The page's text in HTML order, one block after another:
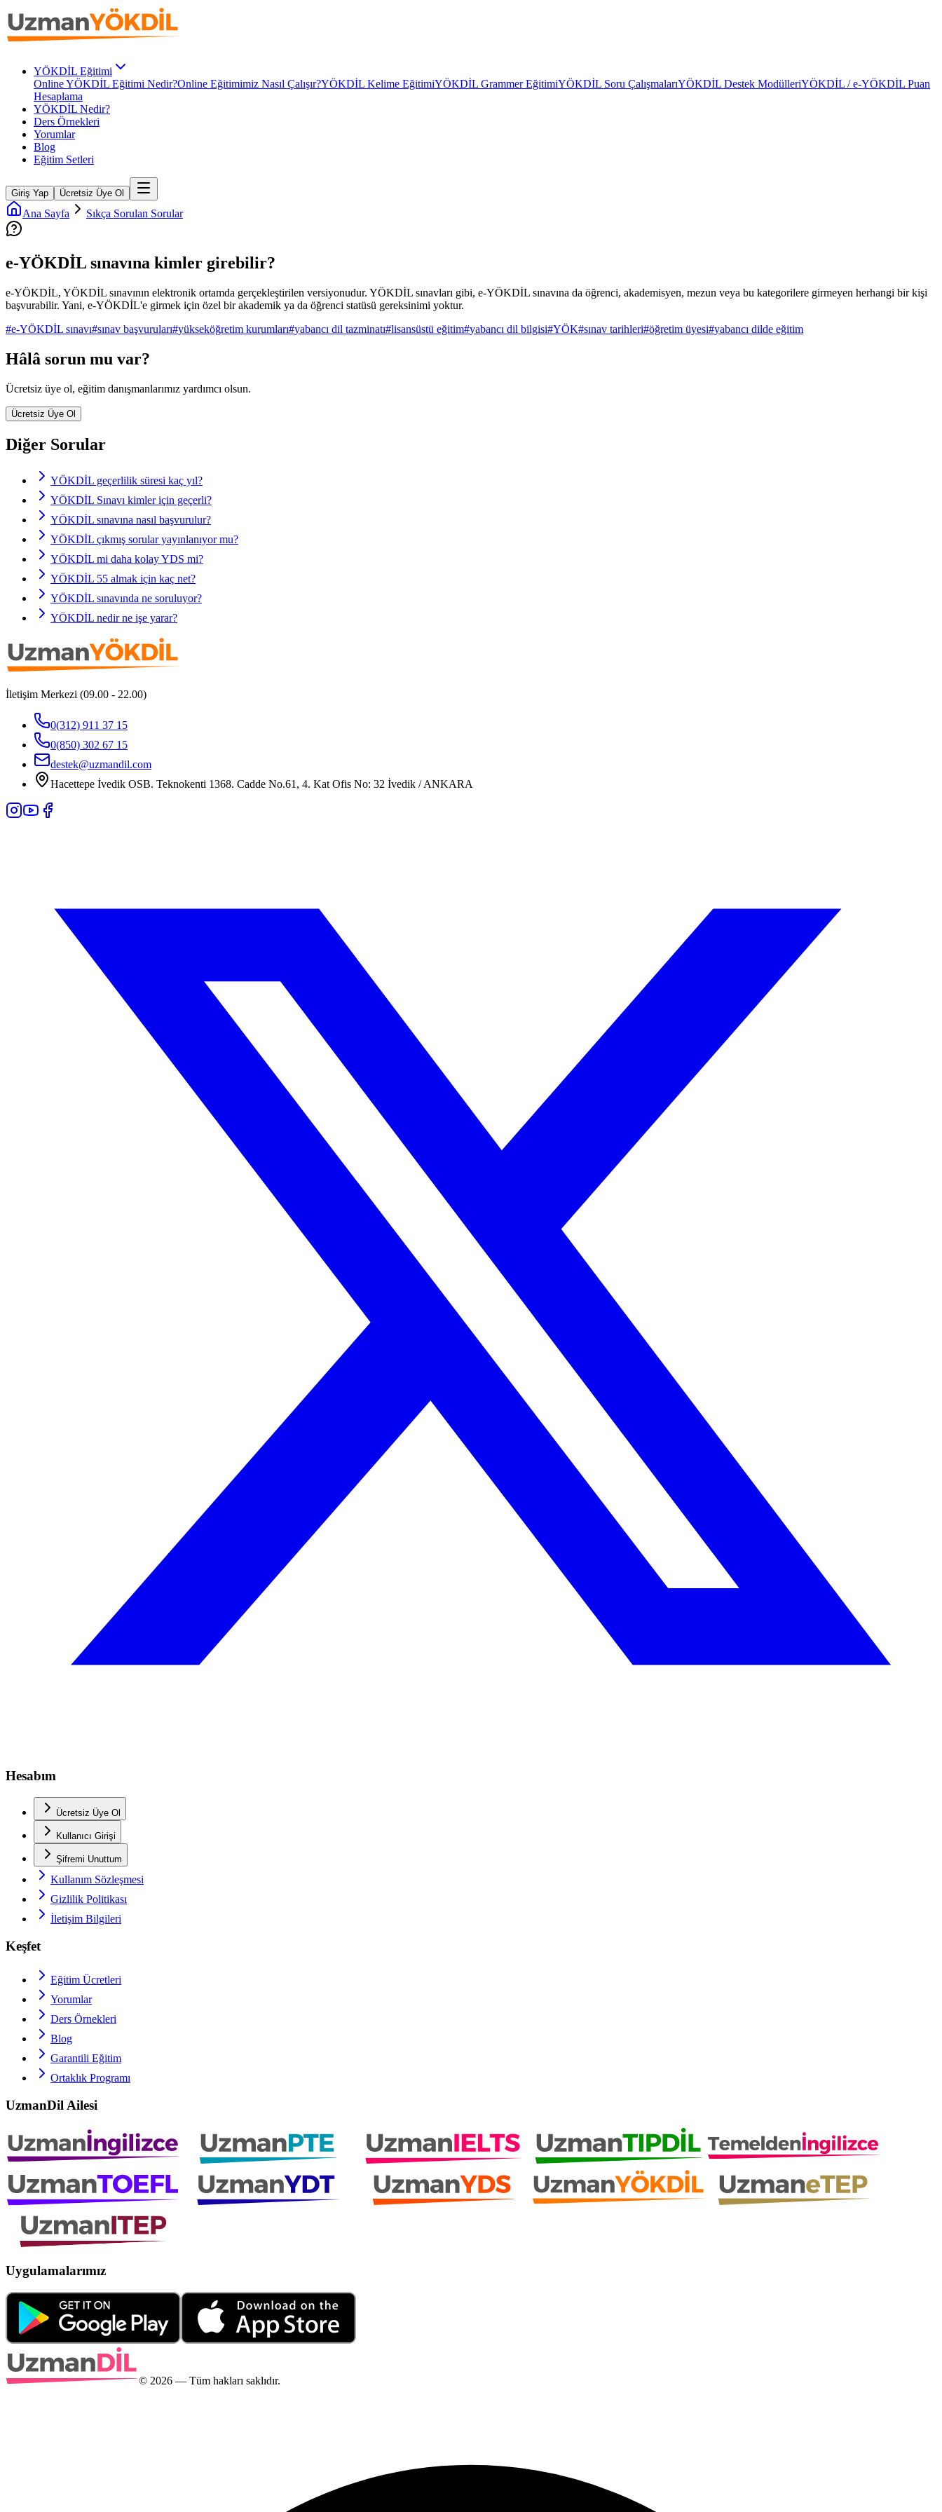
YÖKDİL Eğitimi
Online YÖKDİL Eğitimi Nedir?Online Eğitimimiz Nasıl Çalışır?YÖKDİL Kelime EğitimiYÖKDİL Grammer EğitimiYÖKDİL Soru ÇalışmalarıYÖKDİL Destek ModülleriYÖKDİL / e-YÖKDİL Puan
Hesaplama
YÖKDİL Nedir?
Ders Örnekleri
Yorumlar
Blog
Eğitim Setleri
Giriş Yap Ücretsiz Üye Ol
Ana Sayfa Sıkça Sorulan Sorular
e-YÖKDİL sınavına kimler girebilir?
e-YÖKDİL, YÖKDİL sınavının elektronik ortamda gerçekleştirilen versiyonudur. YÖKDİL sınavları gibi, e-YÖKDİL sınavına da öğrenci, akademisyen, mezun veya bu kategorilere girmeyen herhangi bir kişi
başvurabilir. Yani, e-YÖKDİL'e girmek için özel bir akademik ya da öğrenci statüsü gereksinimi yoktur.
#e-YÖKDİL sınavı#sınav başvuruları#yükseköğretim kurumları#yabancı dil tazminatı#lisansüstü eğitim#yabancı dil bilgisi#YÖK#sınav tarihleri#öğretim üyesi#yabancı dilde eğitim
Hâlâ sorun mu var?
Ücretsiz üye ol, eğitim danışmanlarımız yardımcı olsun.
Ücretsiz Üye Ol
Diğer Sorular
YÖKDİL geçerlilik süresi kaç yıl?
YÖKDİL Sınavı kimler için geçerli?
YÖKDİL sınavına nasıl başvurulur?
YÖKDİL çıkmış sorular yayınlanıyor mu?
YÖKDİL mi daha kolay YDS mi?
YÖKDİL 55 almak için kaç net?
YÖKDİL sınavında ne soruluyor?
YÖKDİL nedir ne işe yarar?
İletişim Merkezi (09.00 - 22.00)
0(312) 911 37 15
0(850) 302 67 15
destek@uzmandil.com
Hacettepe İvedik OSB. Teknokenti 1368. Cadde No.61, 4. Kat Ofis No: 32 İvedik / ANKARA
Hesabım
Ücretsiz Üye Ol
Kullanıcı Girişi
Şifremi Unuttum
Kullanım Sözleşmesi
Gizlilik Politikası
İletişim Bilgileri
Keşfet
Eğitim Ücretleri
Yorumlar
Ders Örnekleri
Blog
Garantili Eğitim
Ortaklık Programı
UzmanDil Ailesi
Uygulamalarımız
© 2026 — Tüm hakları saklıdır.